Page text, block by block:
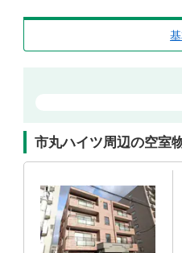
市丸ハイツ周辺の空室